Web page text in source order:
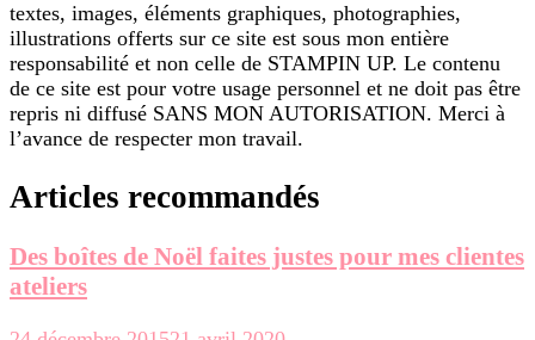
textes, images, éléments graphiques, photographies,
illustrations offerts sur ce site est sous mon entière
responsabilité et non celle de STAMPIN UP. Le contenu
de ce site est pour votre usage personnel et ne doit pas être
repris ni diffusé SANS MON AUTORISATION. Merci à
l’avance de respecter mon travail.
Articles recommandés
Des boîtes de Noël faites justes pour mes clientes
ateliers